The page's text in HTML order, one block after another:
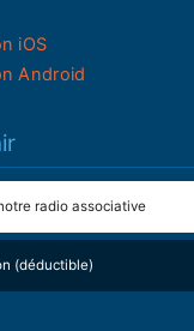
iOS
Android
radio associative
(déductible)